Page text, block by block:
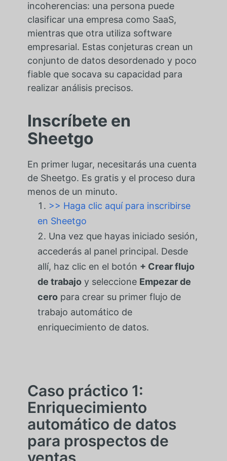
incoherencias: una persona puede
clasificar una empresa como SaaS,
mientras que otra utiliza software
empresarial. Estas conjeturas crean un
conjunto de datos desordenado y poco
fiable que socava su capacidad para
realizar análisis precisos.
Inscríbete en
Sheetgo
En primer lugar, necesitarás una cuenta
de Sheetgo. Es gratis y el proceso dura
menos de un minuto.
>> Haga clic aquí para inscribirse
en Sheetgo
Una vez que hayas iniciado sesión,
accederás al panel principal. Desde
allí, haz clic en el botón + Crear flujo
de trabajoy seleccione Empezar de
ceropara crear su primer flujo de
trabajo automático de
enriquecimiento de datos.
Caso práctico 1:
Enriquecimiento
automático de datos
para prospectos de